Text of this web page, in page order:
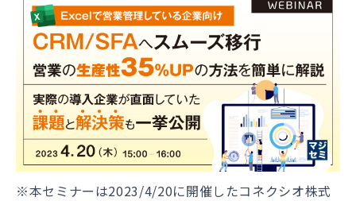
※本セミナーは2023/4/20に開催したコネクシオ株式